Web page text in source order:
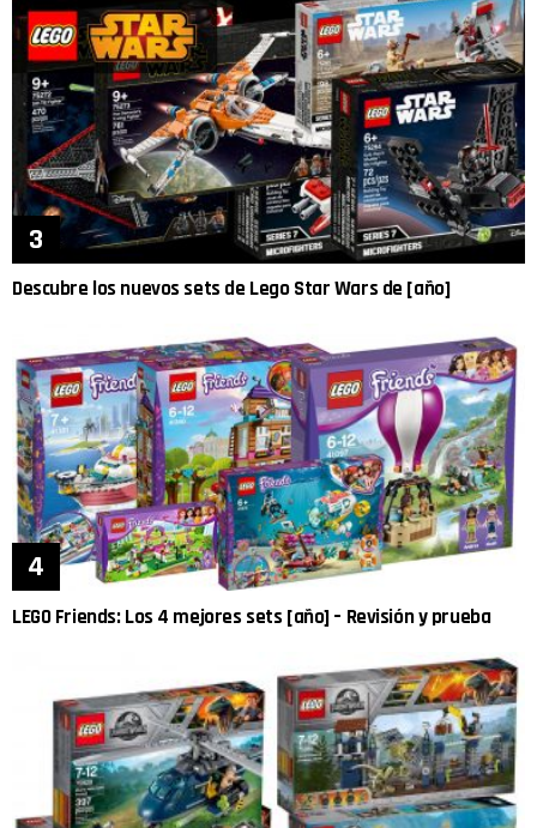
Descubre los nuevos sets de Lego Star Wars de [año]
LEGO Friends: Los 4 mejores sets [año] – Revisión y prueba